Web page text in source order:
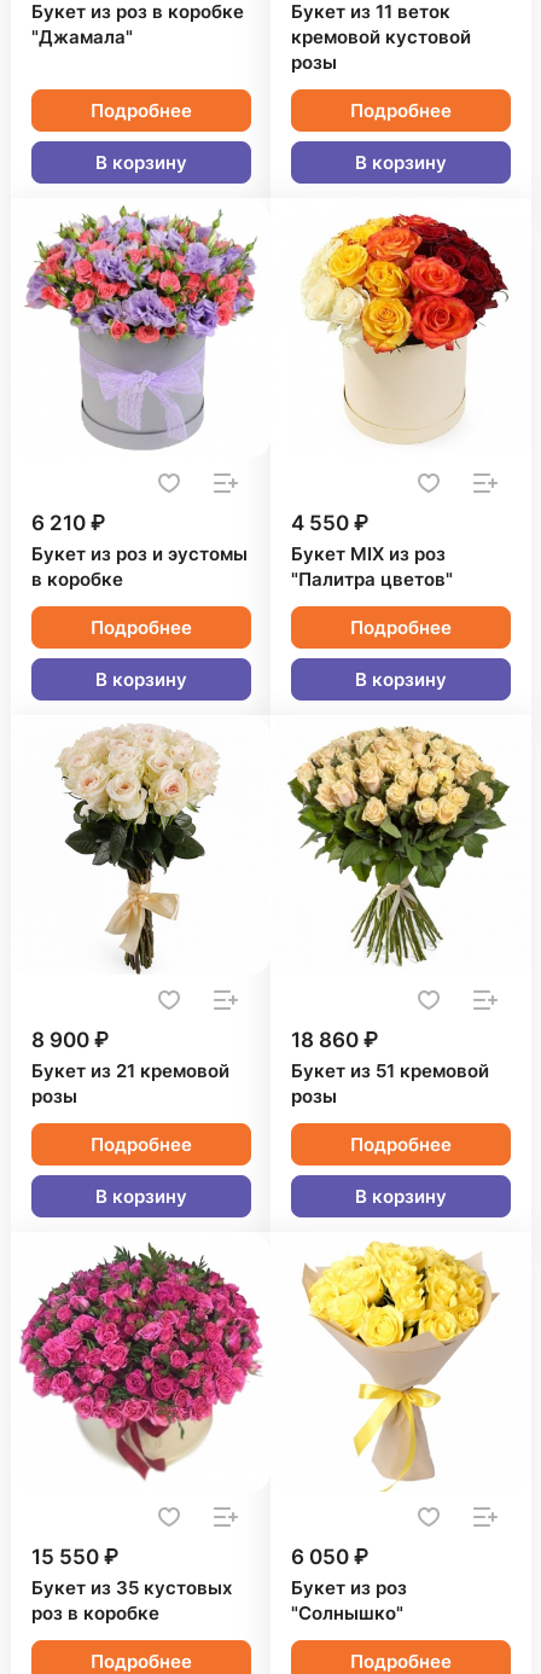
Букет из роз в коробке
"Джамала"
Подробнее
В корзину
Букет из 11 веток
кремовой кустовой
розы
Подробнее
В корзину
6 210 ₽
Букет из роз и эустомы
в коробке
Подробнее
В корзину
4 550 ₽
Букет MIX из роз
"Палитра цветов"
Подробнее
В корзину
8 900 ₽
Букет из 21 кремовой
розы
Подробнее
В корзину
18 860 ₽
Букет из 51 кремовой
розы
Подробнее
В корзину
15 550 ₽
Букет из 35 кустовых
роз в коробке
Подробнее
6 050 ₽
Букет из роз
"Солнышко"
Подробнее